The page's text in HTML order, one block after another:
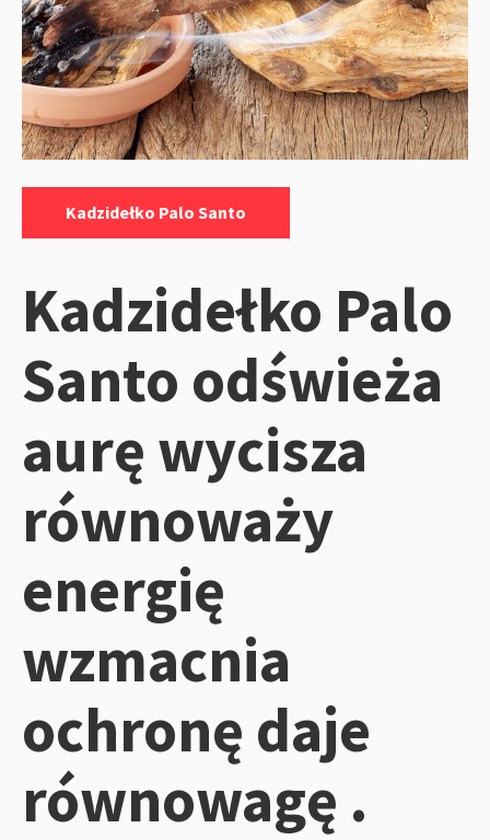
Kadzidełko Palo Santo
Kadzidełko Palo
Santo odświeża
aurę wycisza
równoważy
energię
wzmacnia
ochronę daje
równowagę .